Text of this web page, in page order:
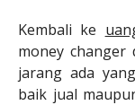
Kembali ke
money
jarang ada
baik jual